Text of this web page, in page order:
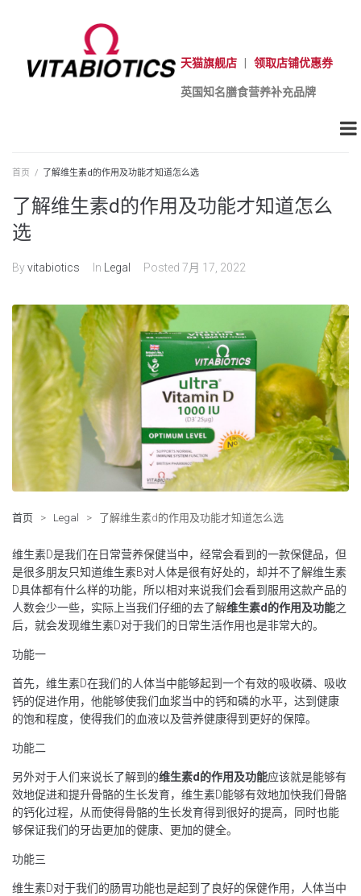
天猫旗舰店 领取店铺优惠券
英国知名膳食营养补充品牌
首页 / 了解维生素d的作用及功能才知道怎么选
了解维生素d的作用及功能才知道怎么
选
Byvitabiotics In Legal Posted 7月 17, 2022
首页 > Legal > 了解维生素d的作用及功能才知道怎么选
维生素D是我们在日常营养保健当中，经常会看到的一款保健品，但
是很多朋友只知道维生素B对人体是很有好处的，却并不了解维生素
D具体都有什么样的功能，所以相对来说我们会看到服用这款产品的
人数会少一些，实际上当我们仔细的去了解维生素d的作用及功能之
后，就会发现维生素D对于我们的日常生活作用也是非常大的。
功能一
首先，维生素D在我们的人体当中能够起到一个有效的吸收磷、吸收
钙的促进作用，他能够使我们血浆当中的钙和磷的水平，达到健康
的饱和程度，使得我们的血液以及营养健康得到更好的保障。
功能二
另外对于人们来说长了解到的维生素d的作用及功能应该就是能够有
效地促进和提升骨骼的生长发育，维生素D能够有效地加快我们骨骼
的钙化过程，从而使得骨骼的生长发育得到很好的提高，同时也能
够保证我们的牙齿更加的健康、更加的健全。
功能三
维生素D对于我们的肠胃功能也是起到了良好的保健作用，人体当中